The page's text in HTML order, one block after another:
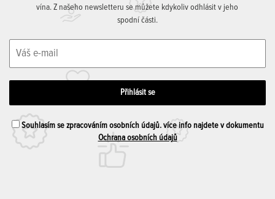
vína. Z našeho newsletteru se můžete kdykoliv odhlásit v jeho
spodní části.
Souhlasím se zpracováním osobních údajů. více info najdete v dokumentu
Ochrana osobních údajů